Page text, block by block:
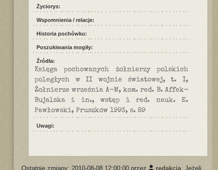
Życiorys:
Wspomnienia / relacje:
Historia pochówku:
Poszukiwania mogiły:
Źródła:
Księga pochowanych żołnierzy polskich
poległych w II wojnie światowej, t. I,
Żołnierze września A-M, kom. red. B. Affek-
Bujalska i in., wstęp i red. nauk. E.
Pawłowski, Pruszków 1993, s. 89
Uwagi:
Ostatnie zmiany: 2010-08-08 12:00:00 przez redakcja. Jeżeli